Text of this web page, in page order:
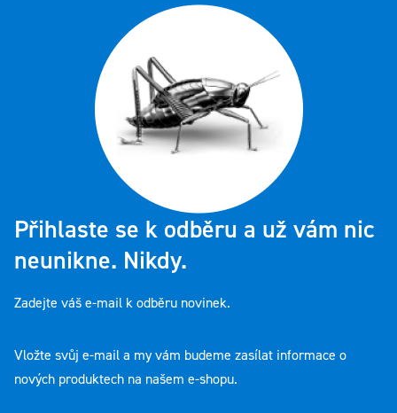
Přihlaste se k odběru a už vám nic
neunikne. Nikdy.
Zadejte váš e-mail k odběru novinek.
Vložte svůj e-mail a my vám budeme zasílat informace o
nových produktech na našem e-shopu.